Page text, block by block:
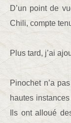
D’un point de
Chili, compte
Plus tard, j’ai
Pinochet n’a
hautes
Ils ont alloué